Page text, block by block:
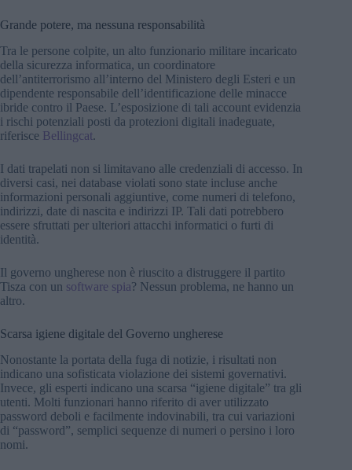
Grande potere, ma nessuna responsabilità
Tra le persone colpite, un alto funzionario militare incaricato
della sicurezza informatica, un coordinatore
dell’antiterrorismo all’interno del Ministero degli Esteri e un
dipendente responsabile dell’identificazione delle minacce
ibride contro il Paese. L’esposizione di tali account evidenzia
i rischi potenziali posti da protezioni digitali inadeguate,
riferisce Bellingcat.
I dati trapelati non si limitavano alle credenziali di accesso. In
diversi casi, nei database violati sono state incluse anche
informazioni personali aggiuntive, come numeri di telefono,
indirizzi, date di nascita e indirizzi IP. Tali dati potrebbero
essere sfruttati per ulteriori attacchi informatici o furti di
identità.
Il governo ungherese non è riuscito a distruggere il partito
Tisza con un software spia? Nessun problema, ne hanno un
altro.
Scarsa igiene digitale del Governo ungherese
Nonostante la portata della fuga di notizie, i risultati non
indicano una sofisticata violazione dei sistemi governativi.
Invece, gli esperti indicano una scarsa “igiene digitale” tra gli
utenti. Molti funzionari hanno riferito di aver utilizzato
password deboli e facilmente indovinabili, tra cui variazioni
di “password”, semplici sequenze di numeri o persino i loro
nomi.